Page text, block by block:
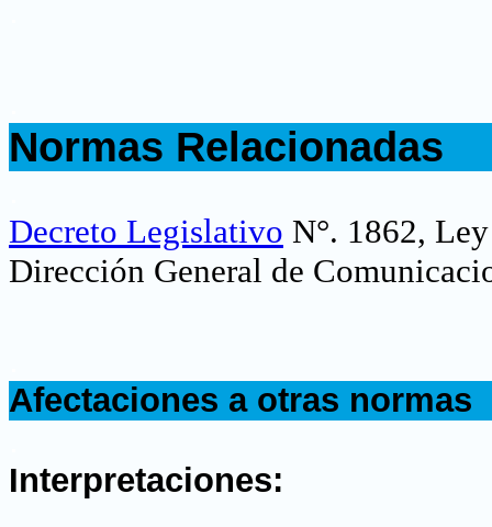
Normas Relacionadas
Decreto Legislativo N°. 1862,
Dirección General de
Afectaciones a otras normas
Interpretaciones: